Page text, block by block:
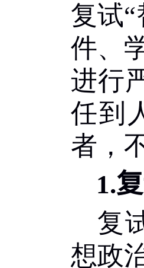
复试“
件、
进行
任到
者，
1.
复
想政